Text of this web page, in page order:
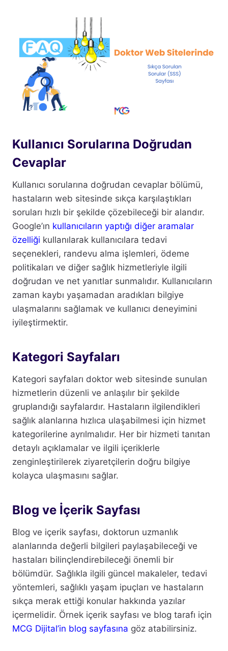
Kullanıcı Sorularına Doğrudan
Cevaplar
Kullanıcı sorularına doğrudan cevaplar bölümü,
hastaların web sitesinde sıkça karşılaştıkları
soruları hızlı bir şekilde çözebileceği bir alandır.
Google’ın kullanıcıların yaptığı diğer aramalar
özelliği kullanılarak kullanıcılara tedavi
seçenekleri, randevu alma işlemleri, ödeme
politikaları ve diğer sağlık hizmetleriyle ilgili
doğrudan ve net yanıtlar sunmalıdır. Kullanıcıların
zaman kaybı yaşamadan aradıkları bilgiye
ulaşmalarını sağlamak ve kullanıcı deneyimini
iyileştirmektir.
Kategori Sayfaları
Kategori sayfaları doktor web sitesinde sunulan
hizmetlerin düzenli ve anlaşılır bir şekilde
gruplandığı sayfalardır. Hastaların ilgilendikleri
sağlık alanlarına hızlıca ulaşabilmesi için hizmet
kategorilerine ayrılmalıdır. Her bir hizmeti tanıtan
detaylı açıklamalar ve ilgili içeriklerle
zenginleştirilerek ziyaretçilerin doğru bilgiye
kolayca ulaşmasını sağlar.
Blog ve İçerik Sayfası
Blog ve içerik sayfası, doktorun uzmanlık
alanlarında değerli bilgileri paylaşabileceği ve
hastaları bilinçlendirebileceği önemli bir
bölümdür. Sağlıkla ilgili güncel makaleler, tedavi
yöntemleri, sağlıklı yaşam ipuçları ve hastaların
sıkça merak ettiği konular hakkında yazılar
içermelidir. Örnek içerik sayfası ve blog tarafı için
MCG Dijital’in blog sayfasına göz atabilirsiniz.